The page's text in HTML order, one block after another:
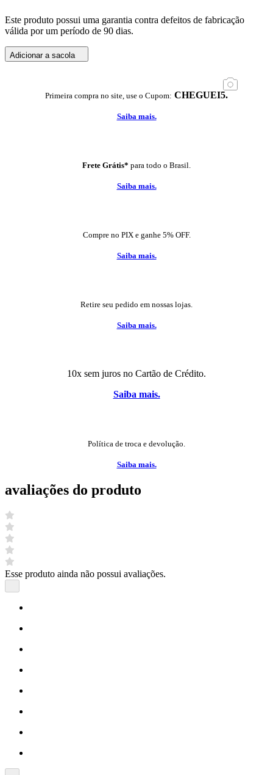
Este produto possui uma garantia contra defeitos de fabricação
válida por um período de 90 dias.
Adicionar a sacola
Primeira compra no site, use o Cupom: CHEGUEI5.
Saiba mais.
Frete Grátis* para todo o Brasil.
Saiba mais.
Compre no PIX e ganhe 5% OFF.
Saiba mais.
Retire seu pedido em nossas lojas.
Saiba mais.
10x sem juros no Cartão de Crédito.
Saiba mais.
Política de troca e devolução.
Saiba mais.
avaliações do produto
Esse produto ainda não possui avaliações.